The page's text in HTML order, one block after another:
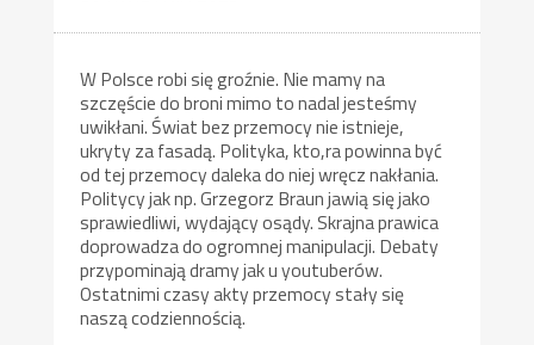
W Polsce robi się groźnie. Nie mamy na
szczęście do broni mimo to nadal jesteśmy
uwikłani. Świat bez przemocy nie istnieje,
ukryty za fasadą. Polityka, kto,ra powinna być
od tej przemocy daleka do niej wręcz nakłania.
Politycy jak np. Grzegorz Braun jawią się jako
sprawiedliwi, wydający osądy. Skrajna prawica
doprowadza do ogromnej manipulacji. Debaty
przypominają dramy jak u youtuberów.
Ostatnimi czasy akty przemocy stały się
naszą codziennością.